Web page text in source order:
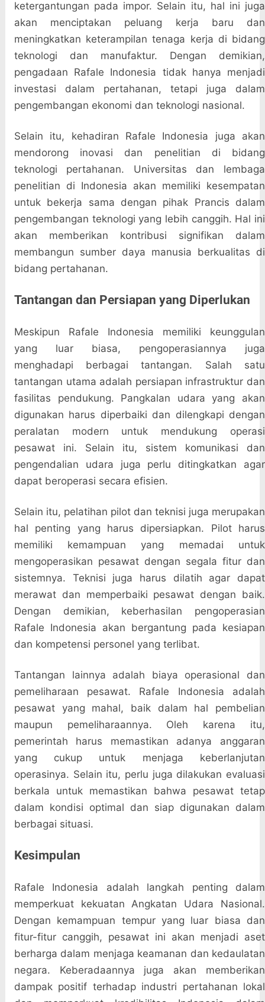
ketergantungan pada impor. Selain itu, hal ini juga
akan menciptakan peluang kerja baru dan
meningkatkan keterampilan tenaga kerja di bidang
teknologi dan manufaktur. Dengan demikian,
pengadaan Rafale Indonesia tidak hanya menjadi
investasi dalam pertahanan, tetapi juga dalam
pengembangan ekonomi dan teknologi nasional.
Selain itu, kehadiran Rafale Indonesia juga akan
mendorong inovasi dan penelitian di bidang
teknologi pertahanan. Universitas dan lembaga
penelitian di Indonesia akan memiliki kesempatan
untuk bekerja sama dengan pihak Prancis dalam
pengembangan teknologi yang lebih canggih. Hal ini
akan memberikan kontribusi signifikan dalam
membangun sumber daya manusia berkualitas di
bidang pertahanan.
Tantangan dan Persiapan yang Diperlukan
Meskipun Rafale Indonesia memiliki keunggulan
yang luar biasa, pengoperasiannya juga
menghadapi berbagai tantangan. Salah satu
tantangan utama adalah persiapan infrastruktur dan
fasilitas pendukung. Pangkalan udara yang akan
digunakan harus diperbaiki dan dilengkapi dengan
peralatan modern untuk mendukung operasi
pesawat ini. Selain itu, sistem komunikasi dan
pengendalian udara juga perlu ditingkatkan agar
dapat beroperasi secara efisien.
Selain itu, pelatihan pilot dan teknisi juga merupakan
hal penting yang harus dipersiapkan. Pilot harus
memiliki kemampuan yang memadai untuk
mengoperasikan pesawat dengan segala fitur dan
sistemnya. Teknisi juga harus dilatih agar dapat
merawat dan memperbaiki pesawat dengan baik.
Dengan demikian, keberhasilan pengoperasian
Rafale Indonesia akan bergantung pada kesiapan
dan kompetensi personel yang terlibat.
Tantangan lainnya adalah biaya operasional dan
pemeliharaan pesawat. Rafale Indonesia adalah
pesawat yang mahal, baik dalam hal pembelian
maupun pemeliharaannya. Oleh karena itu,
pemerintah harus memastikan adanya anggaran
yang cukup untuk menjaga keberlanjutan
operasinya. Selain itu, perlu juga dilakukan evaluasi
berkala untuk memastikan bahwa pesawat tetap
dalam kondisi optimal dan siap digunakan dalam
berbagai situasi.
Kesimpulan
Rafale Indonesia adalah langkah penting dalam
memperkuat kekuatan Angkatan Udara Nasional.
Dengan kemampuan tempur yang luar biasa dan
fitur-fitur canggih, pesawat ini akan menjadi aset
berharga dalam menjaga keamanan dan kedaulatan
negara. Keberadaannya juga akan memberikan
dampak positif terhadap industri pertahanan lokal